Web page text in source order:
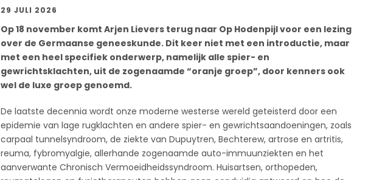
29 JULI 2026
Op 18 november komt Arjen Lievers terug naar Op Hodenpijl voor een lezing
over de Germaanse geneeskunde. Dit keer niet met een introductie, maar
met een heel specifiek onderwerp, namelijk alle spier- en
gewrichtsklachten, uit de zogenaamde “oranje groep”, door kenners ook
wel de luxe groep genoemd.
De laatste decennia wordt onze moderne westerse wereld geteisterd door een
epidemie van lage rugklachten en andere spier- en gewrichtsaandoeningen, zoals
carpaal tunnelsyndroom, de ziekte van Dupuytren, Bechterew, artrose en artritis,
reuma, fybromyalgie, allerhande zogenaamde auto-immuunziekten en het
aanverwante Chronisch Vermoeidheidssyndroom. Huisartsen, orthopeden,